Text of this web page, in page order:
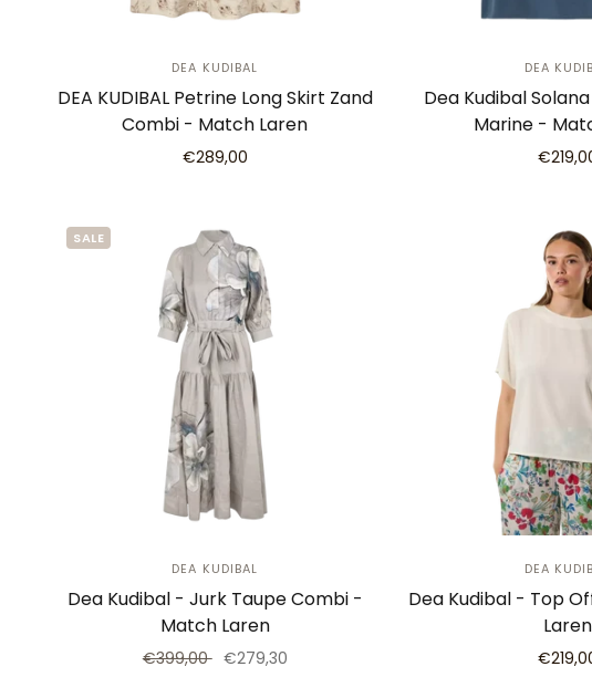
DEA KUDIBAL
DEA KUDIBAL Petrine Long Skirt Zand
Combi - Match Laren
€289,00
DEA
Dea Kudibal
Marine -
SALE
DEA KUDIBAL
Dea Kudibal - Jurk Taupe Combi -
Match Laren
€399,00 €279,30
DEA
Dea Kudibal - Top
Laren